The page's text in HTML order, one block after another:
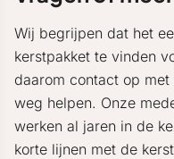
Wij begrijpen dat het
kerstpakket te vinden
daarom contact op
weg helpen. Onze
werken al jaren in de
korte lijnen met de